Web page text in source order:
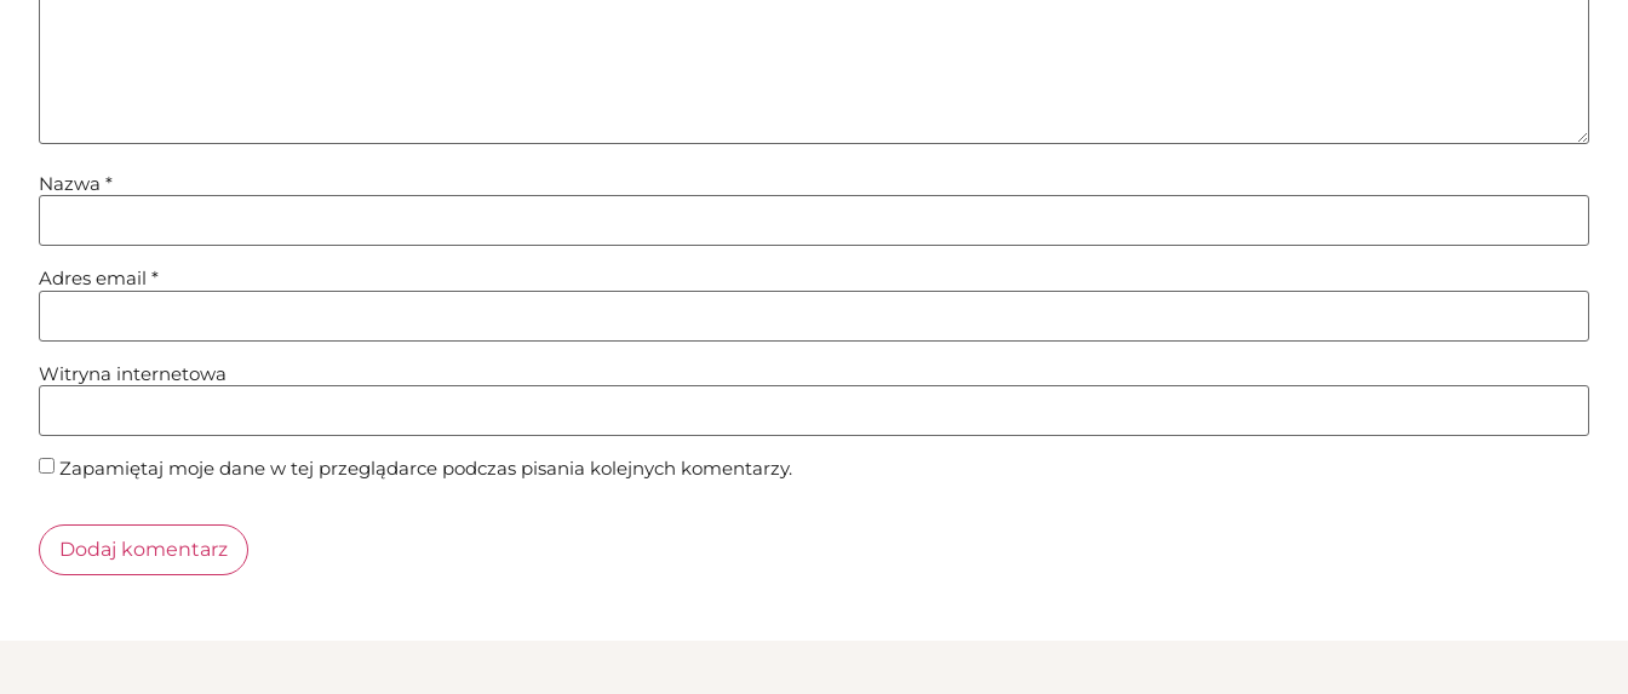
Nazwa *
Adres email *
Witryna internetowa
Zapamiętaj moje dane w tej przeglądarce podczas pisania kolejnych komentarzy.